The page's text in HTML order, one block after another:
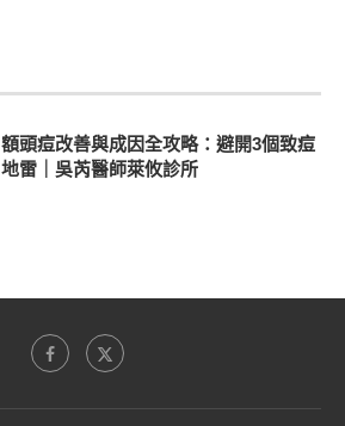
額頭痘改善與成因全攻略：避開3個致痘
地雷｜吳芮醫師萊攸診所